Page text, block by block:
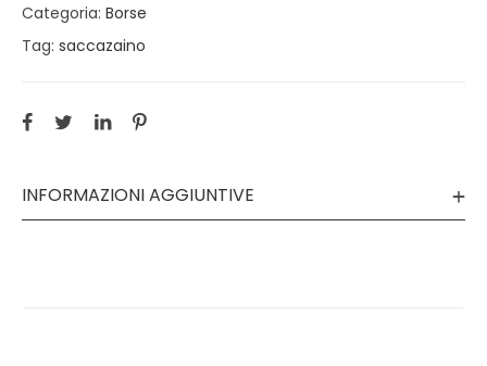
Categoria: Borse
Tag: saccazaino
INFORMAZIONI AGGIUNTIVE